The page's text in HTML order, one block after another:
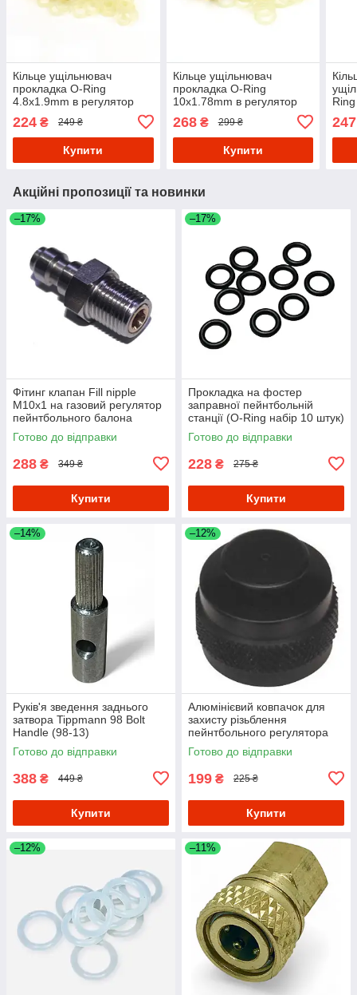
Кільце ущільнювач
прокладка O-Ring
4.8x1.9mm в регулятор
(набір 10 штук)
224 ₴ 249 ₴
Купити
Кільце ущільнювач
прокладка O-Ring
10x1.78mm в регулятор
(набір 10 штук)
268₴ 299 ₴
Купити
247
Акційні пропозиції та новинки
–17%
Фітинг клапан Fill nipple
M10x1 на газовий регулятор
пейнтбольного балона
Готово до відправки
288 ₴ 349 ₴
Купити
–17%
Прокладка на фостер
заправної пейнтбольній
станції (O-Ring набір 10 штук)
- Black
Готово до відправки
228 ₴ 275 ₴
Купити
–14%
Руків'я зведення заднього
затвора Tippmann 98 Bolt
Handle (98-13)
Готово до відправки
388 ₴ 449 ₴
Купити
–12%
Алюмінієвий ковпачок для
захисту різьблення
пейнтбольного регулятора
Готово до відправки
199 ₴ 225 ₴
Купити
–12% –11%